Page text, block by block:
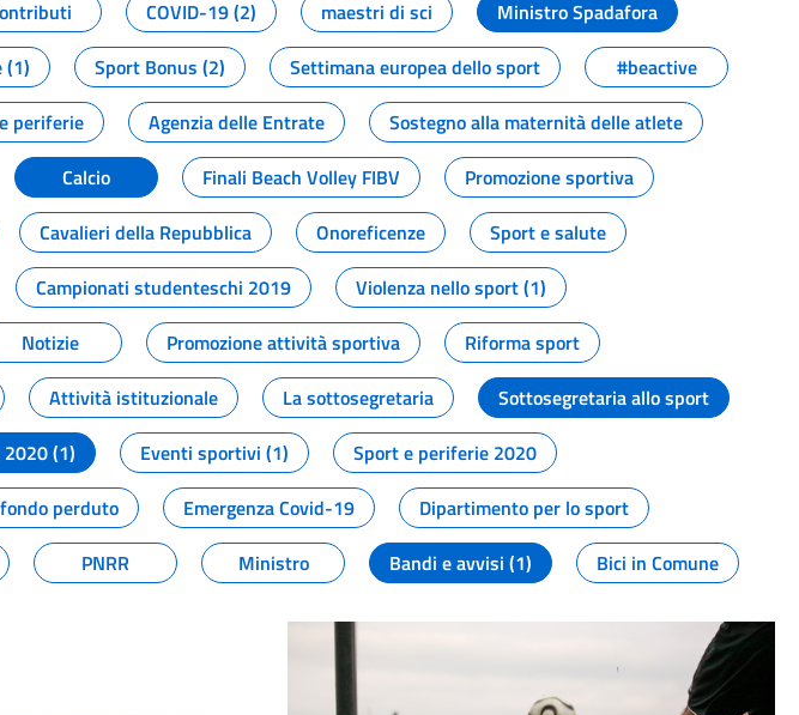
COVID-19 (2) maestri di sci
Ministro Spadafora
(1) Sport Bonus (2) Settimana europea dello sport
#beactive
periferie Agenzia delle Entrate
Sostegno alla maternità delle atlete
Calcio Finali Beach Volley FIBV
Promozione sportiva
Cavalieri della Repubblica Onoreficenze
Sport e salute
Campionati studenteschi 2019
Violenza nello sport (1)
Notizie Promozione attività sportiva
Riforma sport
Attività istituzionale La sottosegretaria
Sottosegretaria allo sport
(1) Eventi sportivi (1)
Sport e periferie 2020
perduto Emergenza Covid-19
Dipartimento per lo sport
PNRR Ministro Bandi e avvisi (1) Bici in Comune